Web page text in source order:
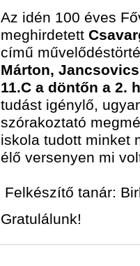
Az idén 100 éves
meghirdetett
című
Márton,
11.C a döntőn a 2.
tudást igénylő,
szórakoztató
iskola tudott minket
élő versenyen mi
Felkészítő tanár:
Gratulálunk!